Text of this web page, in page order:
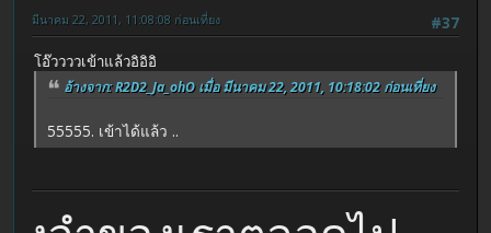
#37
มีนาคม 22, 2011, 11:08:08 ก่อนเที่ยง
โอ๊ววววเข้าแล้วอิอิอิ
อ้างจาก: R2D2_Ja_ohO เมื่อ มีนาคม 22, 2011, 10:18:02 ก่อนเที่ยง
55555. เข้าได้แล้ว ..